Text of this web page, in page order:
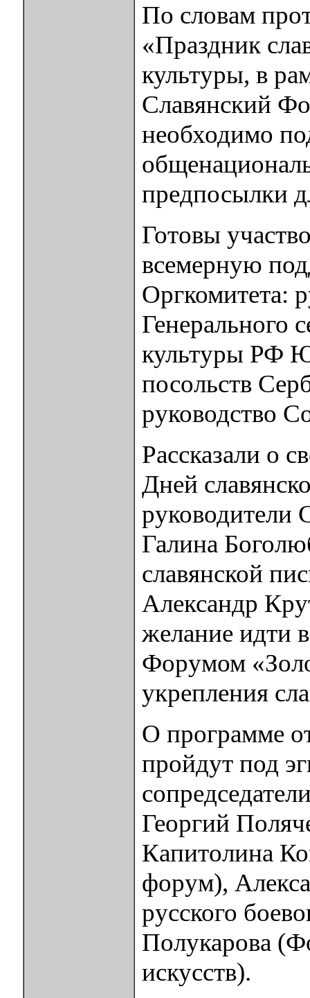
По словам
«Праздник
культуры, в
Славянский
необходимо
предпосылки
Готовы
всемерную
Оргкомитета:
Генерального
культуры РФ
посольств
руководство
Рассказали о
Дней
руководители
Галина
славянской
Александр
желание идти
Форумом
укрепления
О программе
пройдут под
Георгий
Капитолина
форум),
русского
Полукарова
искусств).